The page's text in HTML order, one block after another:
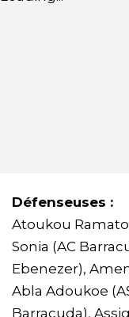
Défenseuses :
Atoukou
Sonia (AC
Ebenezer),
Abla Adoukoe
Barracuda),